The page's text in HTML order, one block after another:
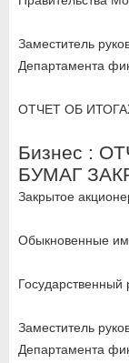
Заместитель
Департамента
ОТЧЕТ ОБ
Бизнес :
БУМАГ
Закрытое
Обыкновенные
Заместитель
Департамента